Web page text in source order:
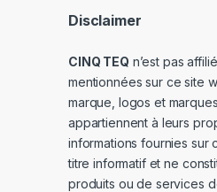
Disclaimer
CINQ TEQ n’est pas
mentionnées sur ce site
marque, logos et
appartiennent à leurs
informations fournies sur
titre informatif et ne
produits ou de services